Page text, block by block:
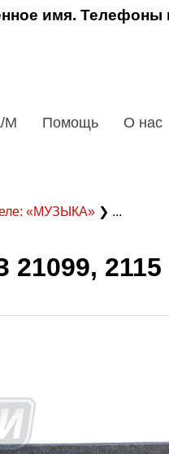
имя. Телефоны
М Помощь О нас
«МУЗЫКА» ❯ ...
21099, 2115